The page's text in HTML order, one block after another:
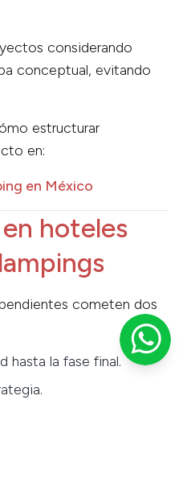
considerando
conceptual, evitando
estructurar
en:
en México
hoteles
cometen dos
hasta la fase final.